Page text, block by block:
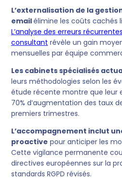
L’externalisation de la
emailélimine les coûts cachés
L’analyse des erreurs
consultant révèle un gain
mensuelles par équipe
Les cabinets spécialisés
leurs méthodologies selon les
étude récente montre que leur
70% d’augmentation des taux
premiers trimestres.
L’accompagnement inclut
proactive pour anticiper les
Cette vigilance permanente
directives européennes sur la
standards RGPD révisés.